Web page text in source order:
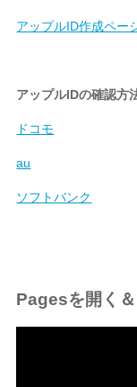
アップルID作成ペー
アップルIDの確認方
ドコモ
au
ソフトバンク
Pagesを開く